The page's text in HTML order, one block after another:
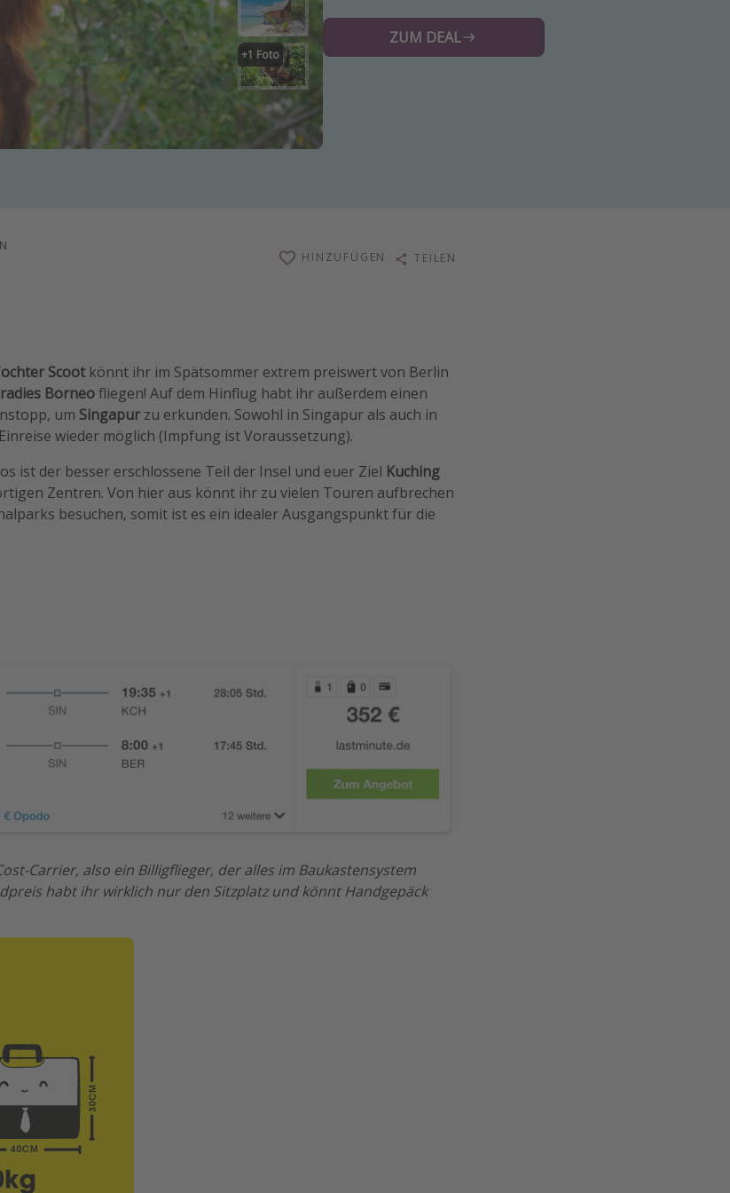
+1 Foto
ZUM DEAL
HINZUFÜGEN TEILEN
Scoot könnt ihr im Spätsommer extrem preiswert von Berlin
Borneofliegen! Auf dem Hinflug habt ihr außerdem einen
um Singapur zu erkunden. Sowohl in Singapur als auch in
wieder möglich (Impfung ist Voraussetzung).
ist der besser erschlossene Teil der Insel und euer Ziel Kuching
Zentren. Von hier aus könnt ihr zu vielen Touren aufbrechen
besuchen, somit ist es ein idealer Ausgangspunkt für die
Carrier, also ein Billigflieger, der alles im Baukastensystem
habt ihr wirklich nur den Sitzplatz und könnt Handgepäck